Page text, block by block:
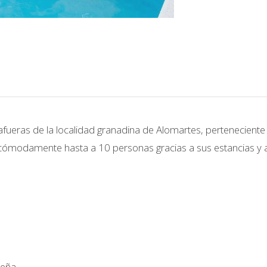
de la localidad granadina de Alomartes,
hasta a 10 personas gracias a sus estancias y